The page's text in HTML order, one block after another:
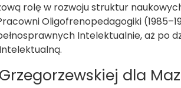
rolę w rozwoju struktur
Oligofrenopedagogiki
Intelektualnie, aż po
dla